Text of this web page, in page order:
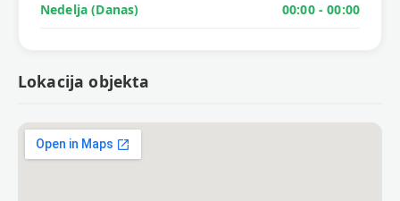
Nedelja (Danas) 00:00 - 00:00
Lokacija objekta